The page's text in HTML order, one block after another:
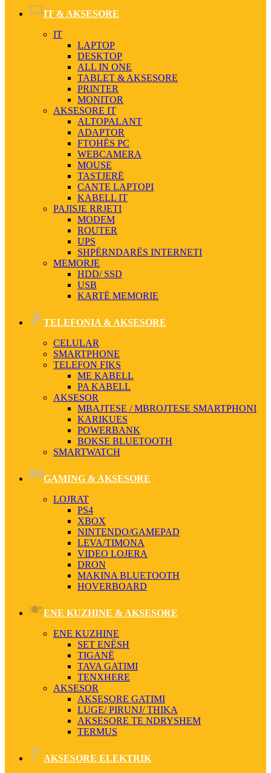
IT & AKSESORE
IT
LAPTOP
DESKTOP
ALL IN ONE
TABLET & AKSESORE
PRINTER
MONITOR
AKSESORE IT
ALTOPALANT
ADAPTOR
FTOHËS PC
WEBCAMERA
MOUSE
TASTJERË
CANTE LAPTOPI
KABELL IT
PAJISJE RRJETI
MODEM
ROUTER
UPS
SHPËRNDARËS INTERNETI
MEMORJE
HDD/ SSD
USB
KARTË MEMORIE
TELEFONIA & AKSESORE
CELULAR
SMARTPHONE
TELEFON FIKS
ME KABELL
PA KABELL
AKSESOR
MBAJTESE / MBROJTESE SMARTPHONI
KARIKUES
POWERBANK
BOKSE BLUETOOTH
SMARTWATCH
GAMING & AKSESORE
LOJRAT
PS4
XBOX
NINTENDO/GAMEPAD
LEVA/TIMONA
VIDEO LOJERA
DRON
MAKINA BLUETOOTH
HOVERBOARD
ENE KUZHINE & AKSESORE
ENE KUZHINE
SET ENËSH
TIGANË
TAVA GATIMI
TENXHERE
AKSESOR
AKSESORE GATIMI
LUGE/ PIRUNJ/ THIKA
AKSESORE TE NDRYSHEM
TERMUS
AKSESORE ELEKTRIK